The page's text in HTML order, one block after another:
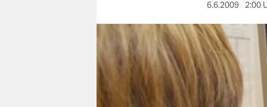
nord
wahrheit
verlag
6.6.2009 2:00